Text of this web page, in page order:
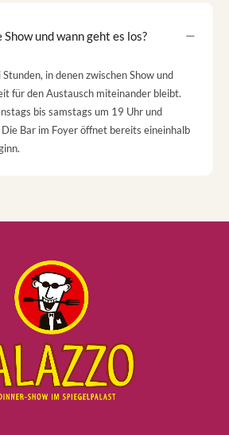
und wann geht es los?
in denen zwischen Show und
für den Austausch miteinander bleibt.
bis samstags um 19 Uhr und
Bar im Foyer öffnet bereits eineinhalb